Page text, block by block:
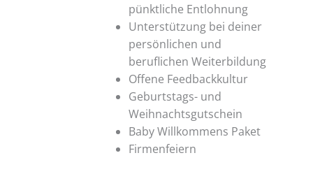
pünktliche Entlohnung
Unterstützung bei deiner
persönlichen und
beruflichen Weiterbildung
Offene Feedbackkultur
Geburtstags- und
Weihnachtsgutschein
Baby Willkommens Paket
Firmenfeiern